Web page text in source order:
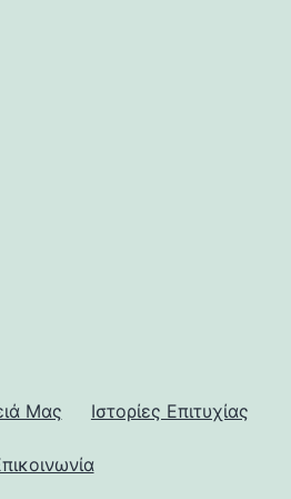
Μας Ιστορίες Επιτυχίας